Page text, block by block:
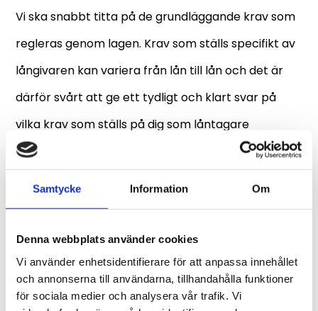
Samtycke Information Om
Denna webbplats använder cookies
Vi använder enhetsidentifierare för att anpassa innehållet
och annonserna till användarna, tillhandahålla funktioner
för sociala medier och analysera vår trafik. Vi
Vi ska snabbt titta på de grundläggande krav som
regleras genom lagen. Krav som ställs specifikt av
långivaren kan variera från lån till lån och det är
därför svårt att ge ett tydligt och klart svar på
vilka krav som ställs på dig som låntagare
eftersom det varierar beroende på vilket lån du vill
ettsnabblåneller något annat typ av lån är:
Du som långatagare ska vara myndig, det vill
säga vara över 18 år gammal.